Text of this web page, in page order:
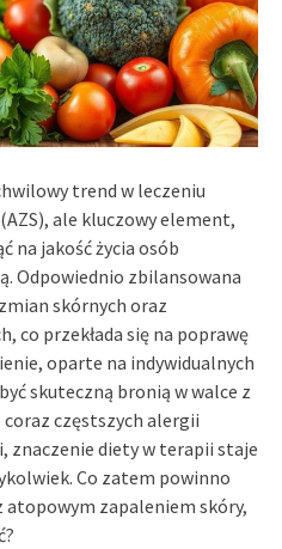
trend w leczeniu
ale kluczowy element,
na jakość życia osób
Odpowiednio zbilansowana
skórnych oraz
co przekłada się na poprawę
oparte na indywidualnych
skuteczną bronią w walce z
coraz częstszych alergii
znaczenie diety w terapii staje
Co zatem powinno
atopowym zapaleniem skóry,